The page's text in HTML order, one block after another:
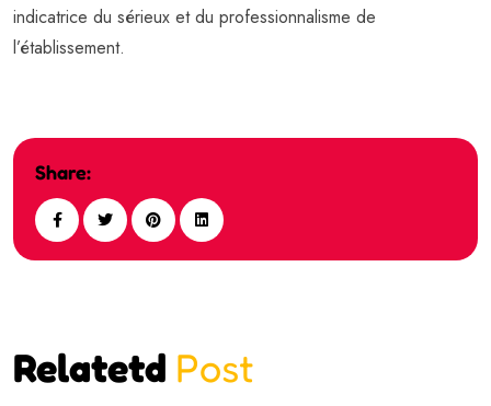
indicatrice du sérieux et du professionnalisme de
l’établissement.
Share:
Relatetd Post